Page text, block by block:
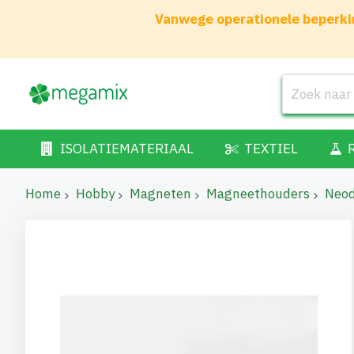
Vanwege operationele
ISOLATIEMATERIAAL TEXTIEL
Home Hobby Magneten Magneethouders